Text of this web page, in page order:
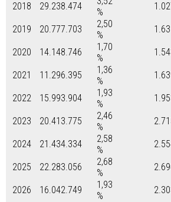
2018
29.238.474
%
2019
20.777.703
2,50
%
2020
14.148.746
1,70
%
2021
11.296.395
1,36
%
2022
15.993.904
1,93
%
2023
20.413.775
2,46
%
2024
21.434.334
2,58
%
2025
22.283.056
2,68
%
2026
16.042.749
1,93
%